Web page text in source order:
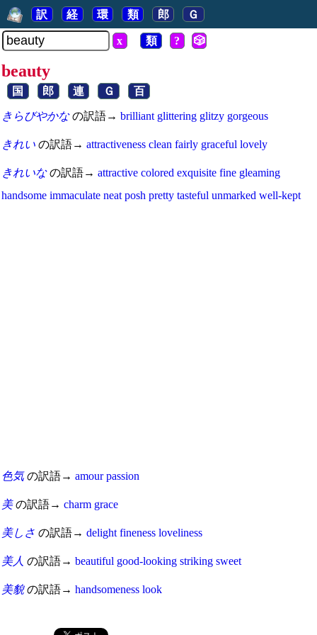
訳 経 環 類 郎 Ｇ
x 類 ? 🎲
beauty
国 郎 連 Ｇ 百
きらびやかなの訳語→ brilliant glittering glitzy gorgeous
きれい の訳語→ attractiveness clean fairly graceful lovely
きれいなの訳語→ attractive colored exquisite fine gleaming
handsome immaculate neat posh pretty tasteful unmarked well-kept
色気の訳語→ amour passion
美の訳語→ charm grace
美しさ の訳語→ delight fineness loveliness
美人 の訳語→ beautiful good-looking striking sweet
美貌の訳語→ handsomeness look